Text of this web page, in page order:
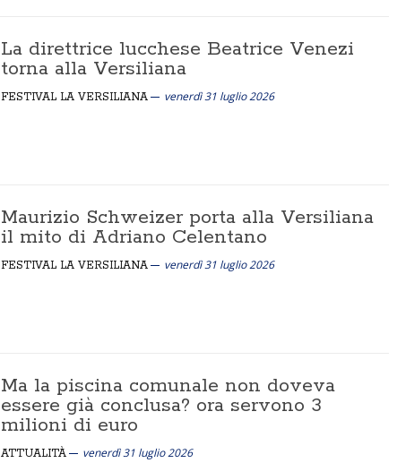
La direttrice lucchese Beatrice Venezi
torna alla Versiliana
FESTIVAL LA VERSILIANA venerdì 31 luglio 2026
Maurizio Schweizer porta alla Versiliana
il mito di Adriano Celentano
FESTIVAL LA VERSILIANA venerdì 31 luglio 2026
Ma la piscina comunale non doveva
essere già conclusa? ora servono 3
milioni di euro
ATTUALITÀ venerdì 31 luglio 2026